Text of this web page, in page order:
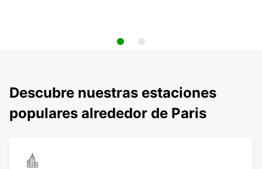
Descubre nuestras estaciones
populares alrededor de Paris